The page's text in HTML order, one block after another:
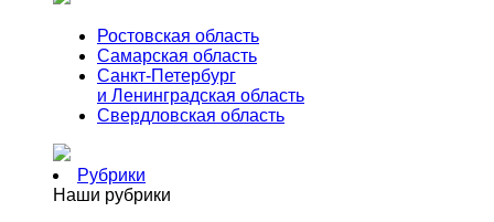
Ростовская область
Самарская область
Санкт-Петербург
и Ленинградская область
Свердловская область
Рубрики
Наши рубрики